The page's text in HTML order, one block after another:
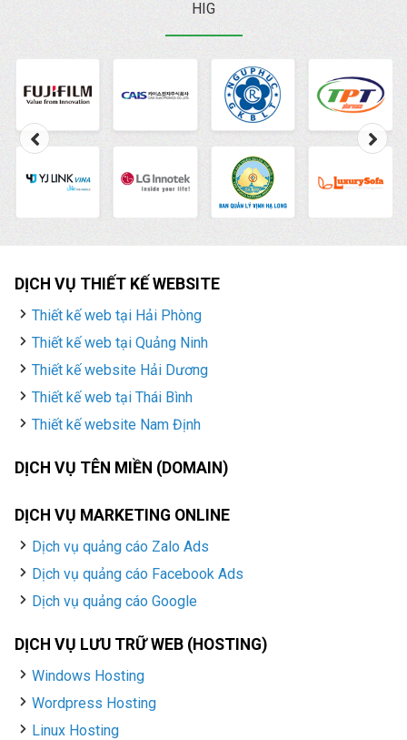
nghiệp, uy tín hàng đầu.
HIG
DỊCH VỤ THIẾT KẾ WEBSITE
Thiết kế web tại Hải Phòng
Thiết kế web tại Quảng Ninh
Thiết kế website Hải Dương
Thiết kế web tại Thái Bình
Thiết kế website Nam Định
DỊCH VỤ TÊN MIỀN (DOMAIN)
DỊCH VỤ MARKETING ONLINE
Dịch vụ quảng cáo Zalo Ads
Dịch vụ quảng cáo Facebook Ads
Dịch vụ quảng cáo Google
DỊCH VỤ LƯU TRỮ WEB (HOSTING)
Windows Hosting
Wordpress Hosting
Linux Hosting